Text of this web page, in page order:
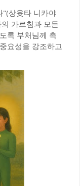
"(상윳타 니카야
가르침과 모든
록 부처님께 촉
요성을 강조하고